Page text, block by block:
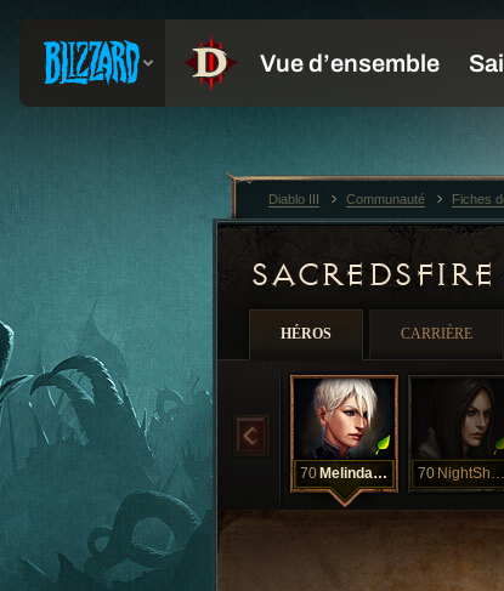
SACREDSFIRE
HÉROS CARRIÈRE
70 MelindaMay 70 NightShadow
Diablo III Communauté Fiches